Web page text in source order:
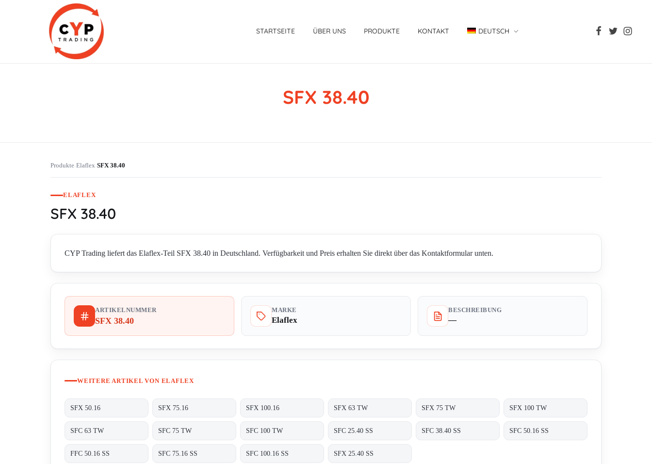
STARTSEITE ÜBER UNS PRODUKTE KONTAKT DEUTSCH
SFX 38.40
Produkte›Elaflex›SFX 38.40
ELAFLEX
SFX 38.40
CYP Trading liefert das Elaflex-Teil SFX 38.40 in Deutschland. Verfügbarkeit und Preis erhalten Sie direkt über das Kontaktformular unten.
ARTIKELNUMMER
SFX 38.40
MARKE
Elaflex
BESCHREIBUNG
—
WEITERE ARTIKEL VON ELAFLEX
SFX 50.16 SFX 75.16 SFX 100.16 SFX 63 TW SFX 75 TW SFX 100 TW
SFC 63 TW SFC 75 TW SFC 100 TW SFC 25.40 SS SFC 38.40 SS SFC 50.16 SS
FFC 50.16 SS SFC 75.16 SS SFC 100.16 SS SFX 25.40 SS